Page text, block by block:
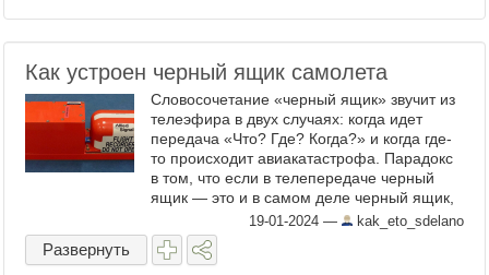
Как устроен черный ящик самолета
Словосочетание «черный ящик» звучит из
телеэфира в двух случаях: когда идет
передача «Что? Где? Когда?» и когда где-
то происходит авиакатастрофа. Парадокс
в том, что если в телепередаче черный
ящик — это и в самом деле черный ящик,
то в самолете это не ящик и он не черный.
( ...
19-01-2024 — kak_eto_sdelano
Развернуть